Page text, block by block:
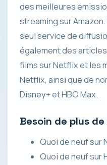
des meilleures
streaming sur Amazon.
seul service de
également des
films sur Netflix et les
Netflix, ainsi que de
Disney+ et HBO Max.
Besoin de plus
Quoi de neuf sur
Quoi de neuf sur